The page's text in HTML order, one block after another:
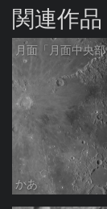
関連作品
月面「月面中央
かあ